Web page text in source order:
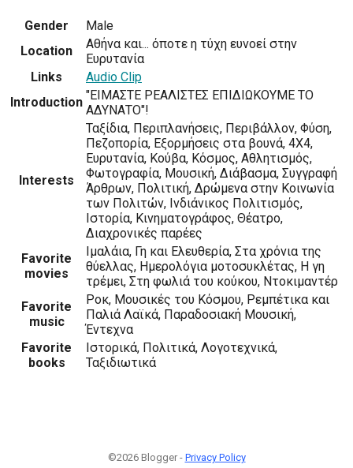
Gender
Male
Location
Αθήνα και... όποτε η τύχη ευνοεί στην
Ευρυτανία
Links
Audio Clip
Introduction "ΕΙΜΑΣΤΕ ΡΕΑΛΙΣΤΕΣ ΕΠΙΔΙΩΚΟΥΜΕ ΤΟ
ΑΔΥΝΑΤΟ"!
Interests
Ταξίδια, Περιπλανήσεις, Περιβάλλον, Φύση,
Πεζοπορία, Εξορμήσεις στα βουνά, 4Χ4,
Ευρυτανία, Κούβα, Κόσμος, Αθλητισμός,
Φωτογραφία, Μουσική, Διάβασμα, Συγγραφή
Άρθρων, Πολιτική, Δρώμενα στην Κοινωνία
των Πολιτών, Ινδιάνικος Πολιτισμός,
Ιστορία, Κινηματογράφος, Θέατρο,
Διαχρονικές παρέες
Favorite
movies
Ιμαλάια, Γη και Ελευθερία, Στα χρόνια της
θύελλας, Ημερολόγια μοτοσυκλέτας, Η γη
τρέμει, Στη φωλιά του κούκου, Ντοκιμαντέρ
Favorite
music
Ροκ, Μουσικές του Κόσμου, Ρεμπέτικα και
Παλιά Λαϊκά, Παραδοσιακή Μουσική,
Έντεχνα
Favorite
books
Ιστορικά, Πολιτικά, Λογοτεχνικά,
Ταξιδιωτικά
©2026 Blogger - Privacy Policy